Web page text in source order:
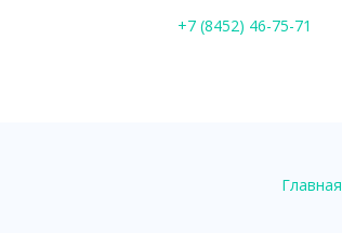
+7 (8452) 46-75-71
Главная